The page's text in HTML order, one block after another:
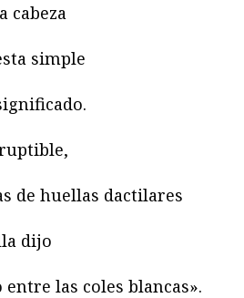
cabeza
simple
de huellas dactilares
dijo
entre las coles blancas».